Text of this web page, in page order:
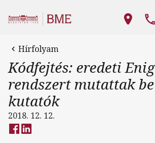
Fő
Hírfolyam
Kódfejtés: eredeti
rendszert mutattak
kutatók
2018. 12. 12.